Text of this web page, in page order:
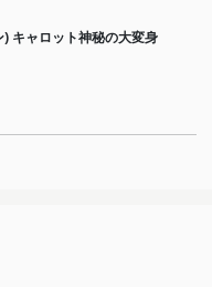
キャロット神秘の大変身